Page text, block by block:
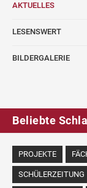
AKTUELLES
LESENSWERT
BILDERGALERIE
Beliebte
PROJEKTE
SCHÜLERZEITUNG